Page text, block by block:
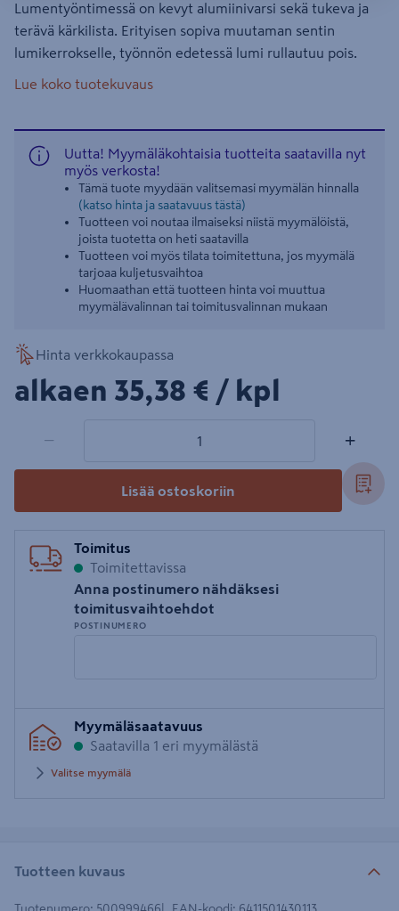
Lumentyöntimessä on kevyt alumiinivarsi sekä tukeva ja
terävä kärkilista. Erityisen sopiva muutaman sentin
lumikerrokselle, työnnön edetessä lumi rullautuu pois.
Lue koko tuotekuvaus
Uutta! Myymäläkohtaisia tuotteita saatavilla nyt
myös verkosta!
Tämä tuote myydään valitsemasi myymälän hinnalla
(katso hinta ja saatavuus tästä)
Tuotteen voi noutaa ilmaiseksi niistä myymälöistä,
joista tuotetta on heti saatavilla
Tuotteen voi myös tilata toimitettuna, jos myymälä
tarjoaa kuljetusvaihtoa
Huomaathan että tuotteen hinta voi muuttua
myymälävalinnan tai toimitusvalinnan mukaan
Hinta verkkokaupassa
alkaen 35,38€/kpl
35,38 € / kpl
− +
Lisää ostoskoriin
Toimitus
Toimitettavissa
Anna postinumero nähdäksesi
toimitusvaihtoehdot
POSTINUMERO
postinumero
Myymäläsaatavuus
Saatavilla 1 eri myymälästä
Valitse myymälä
Tuotteen kuvaus
Tuotenumero: 500999466 EAN-koodi: 6411501430113